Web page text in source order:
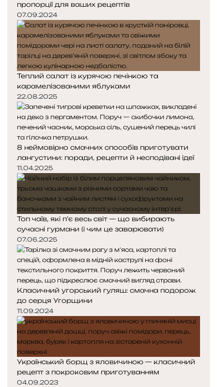
пропорції для ваших рецептів
07.09.2024
Теплий салат із курячою печінкою та
карамелізованими яблуками
22.08.2025
8 неймовірно смачних способів приготувати
лангустини: поради, рецепти й несподівані ідеї
11.04.2025
Топ чаїв, які п’є весь світ — що вибирають
сучасні гурмани (і чим це заварювати)
07.06.2025
Класичний угорський гуляш: смачна подорож
до серця Угорщини
11.09.2024
Український борщ з яловичиною — класичний
рецепт з покроковим приготуванням
04.09.2023